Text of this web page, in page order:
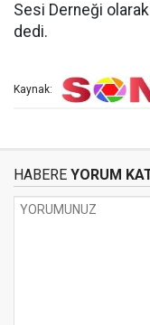
Sesi Derneği olarak
dedi.
Kaynak:
HABERE YORUM